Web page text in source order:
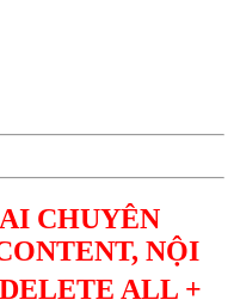
CHUYÊN
NỘI
ALL +